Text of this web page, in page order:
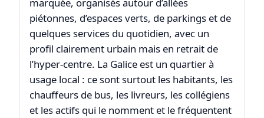
marquée, organisés autour d’allées
piétonnes, d’espaces verts, de parkings et de
quelques services du quotidien, avec un
profil clairement urbain mais en retrait de
l’hyper-centre. La Galice est un quartier à
usage local : ce sont surtout les habitants, les
chauffeurs de bus, les livreurs, les collégiens
et les actifs qui le nomment et le fréquentent